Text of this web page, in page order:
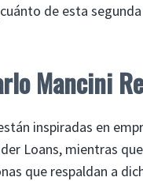
de esta
Mancini
inspiradas en
Loans, mientras
que respaldan a